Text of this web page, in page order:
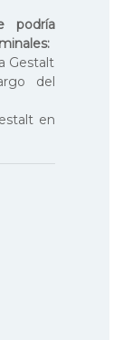
podría
Gestalt
del
en